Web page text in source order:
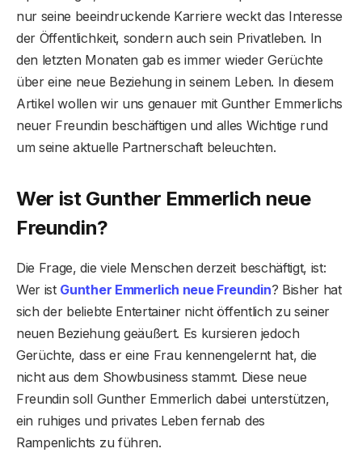
nur seine beeindruckende Karriere weckt das Interesse
der Öffentlichkeit, sondern auch sein Privatleben. In
den letzten Monaten gab es immer wieder Gerüchte
über eine neue Beziehung in seinem Leben. In diesem
Artikel wollen wir uns genauer mit Gunther Emmerlichs
neuer Freundin beschäftigen und alles Wichtige rund
um seine aktuelle Partnerschaft beleuchten.
Wer ist Gunther Emmerlich neue
Freundin?
Die Frage, die viele Menschen derzeit beschäftigt, ist:
Wer ist Gunther Emmerlich neue Freundin? Bisher hat
sich der beliebte Entertainer nicht öffentlich zu seiner
neuen Beziehung geäußert. Es kursieren jedoch
Gerüchte, dass er eine Frau kennengelernt hat, die
nicht aus dem Showbusiness stammt. Diese neue
Freundin soll Gunther Emmerlich dabei unterstützen,
ein ruhiges und privates Leben fernab des
Rampenlichts zu führen.